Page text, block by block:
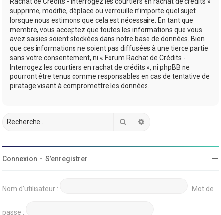
supprime, modifie, déplace ou verrouille n’importe quel sujet
lorsque nous estimons que cela est nécessaire. En tant que
membre, vous acceptez que toutes les informations que vous
avez saisies soient stockées dans notre base de données. Bien
que ces informations ne soient pas diffusées à une tierce partie
sans votre consentement, ni « Forum Rachat de Crédits -
Interrogez les courtiers en rachat de crédits », ni phpBB ne
pourront être tenus comme responsables en cas de tentative de
piratage visant à compromettre les données.
Rechercher
Connexion • S’enregistrer
Nom d’utilisateur : Mot de
passe :